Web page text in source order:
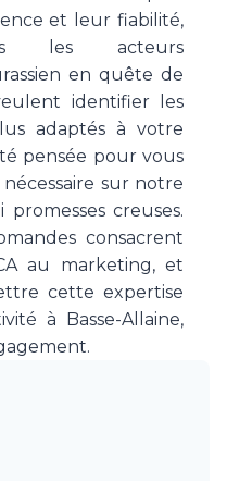
et leur fiabilité,
les acteurs
en quête de
identifier les
adaptés à votre
pensée pour vous
sur notre
creuses.
consacrent
au marketing, et
cette expertise
à Basse-Allaine,